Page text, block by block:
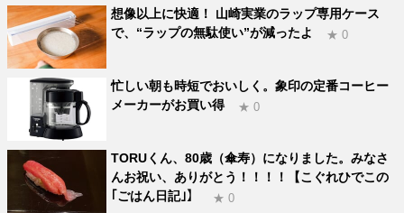
想像以上に快適！ 山崎実業のラップ専用ケース
で、“ラップの無駄使い”が減ったよ
★ 0
忙しい朝も時短でおいしく。象印の定番コーヒー
メーカーがお買い得
★ 0
TORUくん、80歳（傘寿）になりました。みなさ
んお祝い、ありがとう！！！！【こぐれひでこの
｢ごはん日記｣】
★ 0